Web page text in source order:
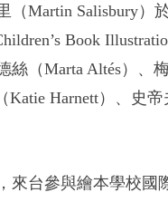
（Martin Salisbury）
Book
絲 （Marta Altés） 、
（Katie Harnett）、 史
來台參與繪本學校